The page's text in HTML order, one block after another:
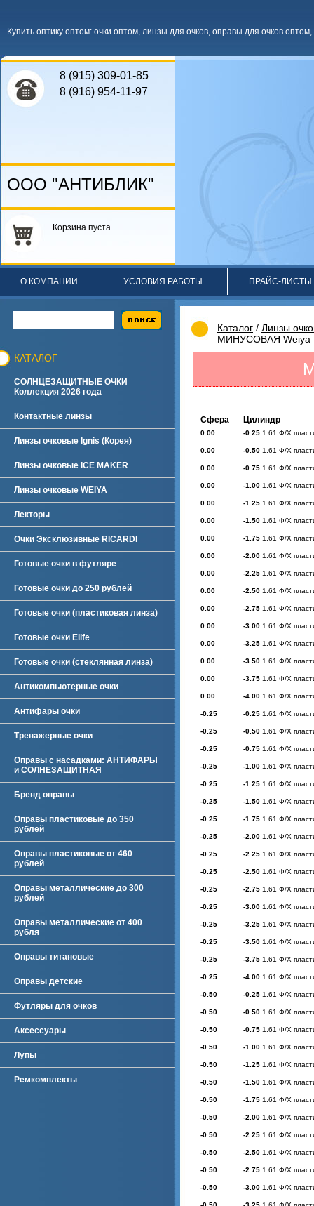
Купить оптику оптом: очки оптом, линзы для очков, оправы для очков оптом,
8 (915) 309-01-85
8 (916) 954-11-97
ООО "АНТИБЛИК"
Корзина пуста.
О КОМПАНИИ УСЛОВИЯ РАБОТЫ ПРАЙС-ЛИСТЫ
КАТАЛОГ
СОЛНЦЕЗАЩИТНЫЕ ОЧКИ
Коллекция 2026 года
Контактные линзы
Линзы очковые Ignis (Корея)
Линзы очковые ICE MAKER
Линзы очковые WEIYA
Лекторы
Очки Эксклюзивные RICARDI
Готовые очки в футляре
Готовые очки до 250 рублей
Готовые очки (пластиковая линза)
Готовые очки Elife
Готовые очки (стеклянная линза)
Антикомпьютерные очки
Антифары очки
Тренажерные очки
Оправы с насадками: АНТИФАРЫ
и СОЛНЕЗАЩИТНАЯ
Бренд оправы
Оправы пластиковые до 350
рублей
Оправы пластиковые от 460
рублей
Оправы металлические до 300
рублей
Оправы металлические от 400
рубля
Оправы титановые
Оправы детские
Футляры для очков
Аксессуары
Лупы
Ремкомплекты
Каталог / Линзы
МИНУСОВАЯ Weiya
Сфера Цилиндр
0.00 -0.25 1.61 Ф/Х
0.00 -0.50 1.61 Ф/Х
0.00 -0.75 1.61 Ф/Х
0.00 -1.00 1.61 Ф/Х
0.00 -1.25 1.61 Ф/Х
0.00 -1.50 1.61 Ф/Х
0.00 -1.75 1.61 Ф/Х
0.00 -2.00 1.61 Ф/Х
0.00 -2.25 1.61 Ф/Х
0.00 -2.50 1.61 Ф/Х
0.00 -2.75 1.61 Ф/Х
0.00 -3.00 1.61 Ф/Х
0.00 -3.25 1.61 Ф/Х
0.00 -3.50 1.61 Ф/Х
0.00 -3.75 1.61 Ф/Х
0.00 -4.00 1.61 Ф/Х
-0.25 -0.25 1.61 Ф/Х
-0.25 -0.50 1.61 Ф/Х
-0.25 -0.75 1.61 Ф/Х
-0.25 -1.00 1.61 Ф/Х
-0.25 -1.25 1.61 Ф/Х
-0.25 -1.50 1.61 Ф/Х
-0.25 -1.75 1.61 Ф/Х
-0.25 -2.00 1.61 Ф/Х
-0.25 -2.25 1.61 Ф/Х
-0.25 -2.50 1.61 Ф/Х
-0.25 -2.75 1.61 Ф/Х
-0.25 -3.00 1.61 Ф/Х
-0.25 -3.25 1.61 Ф/Х
-0.25 -3.50 1.61 Ф/Х
-0.25 -3.75 1.61 Ф/Х
-0.25 -4.00 1.61 Ф/Х
-0.50 -0.25 1.61 Ф/Х
-0.50 -0.50 1.61 Ф/Х
-0.50 -0.75 1.61 Ф/Х
-0.50 -1.00 1.61 Ф/Х
-0.50 -1.25 1.61 Ф/Х
-0.50 -1.50 1.61 Ф/Х
-0.50 -1.75 1.61 Ф/Х
-0.50 -2.00 1.61 Ф/Х
-0.50 -2.25 1.61 Ф/Х
-0.50 -2.50 1.61 Ф/Х
-0.50 -2.75 1.61 Ф/Х
-0.50 -3.00 1.61 Ф/Х